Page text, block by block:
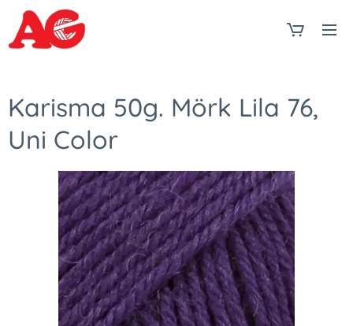
Karisma 50g. Mörk Lila 76,
Uni Color